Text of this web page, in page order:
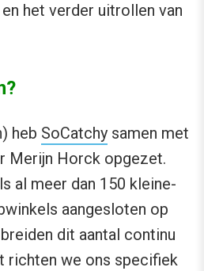
het verder uitrollen van
heb SoCatchy samen met
Merijn Horck opgezet.
al meer dan 150 kleine-
aangesloten op
dit aantal continu
richten we ons specifiek